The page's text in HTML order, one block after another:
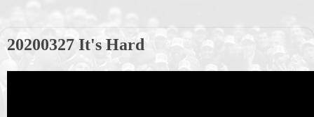
20200327 It's Hard